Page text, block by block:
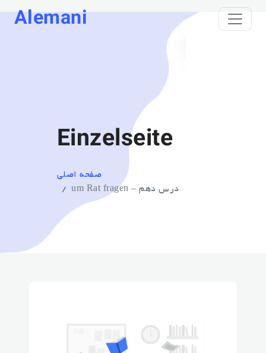
Alemani
Einzelseite
صفحه اصلی
درس دهم – um Rat fragen